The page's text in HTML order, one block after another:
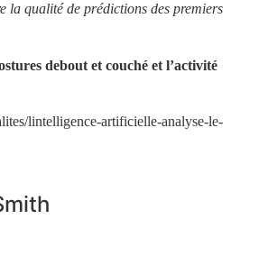
la qualité de prédictions des premiers
debout et couché et l’activité
lintelligence-artificielle-analyse-le-